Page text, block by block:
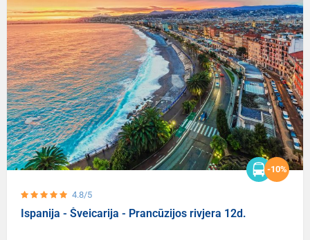
4.8/5
-10%
Ispanija - Šveicarija - Prancūzijos rivjera 12d.